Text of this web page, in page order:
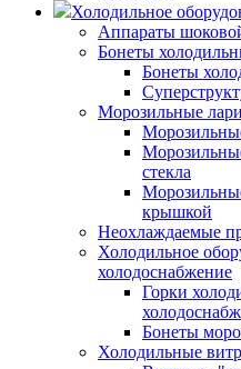
Холодильное
Аппараты
Бонеты
Бонеты
Морозильные лари
стекла
крышкой
Неохлаждаемые
Холодильное
холодоснабжение
Горки
Бонеты
Холодильные